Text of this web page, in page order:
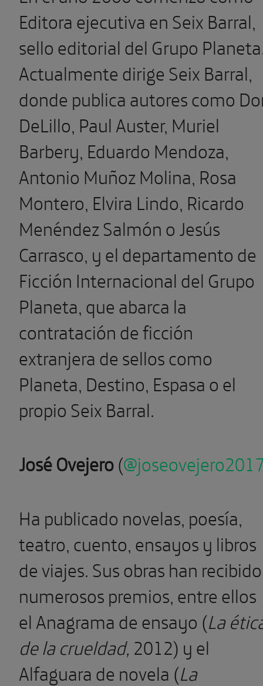
Editora ejecutiva en Seix Barral,
sello editorial del Grupo
Actualmente dirige Seix Barral,
donde publica autores como
DeLillo, Paul Auster, Muriel
Barbery, Eduardo Mendoza,
Antonio Muñoz Molina, Rosa
Montero, Elvira Lindo, Ricardo
Menéndez Salmón o Jesús
Carrasco, y el departamento de
Ficción Internacional del Grupo
Planeta, que abarca la
contratación de ficción
extranjera de sellos como
Planeta, Destino, Espasa o el
propio Seix Barral.
José Ovejero(
Ha publicado novelas, poesía,
teatro, cuento, ensayos y libros
de viajes. Sus obras han recibido
numerosos premios, entre ellos
el Anagrama de ensayo (La
de la crueldad, 2012) y el
Alfaguara de novela (La